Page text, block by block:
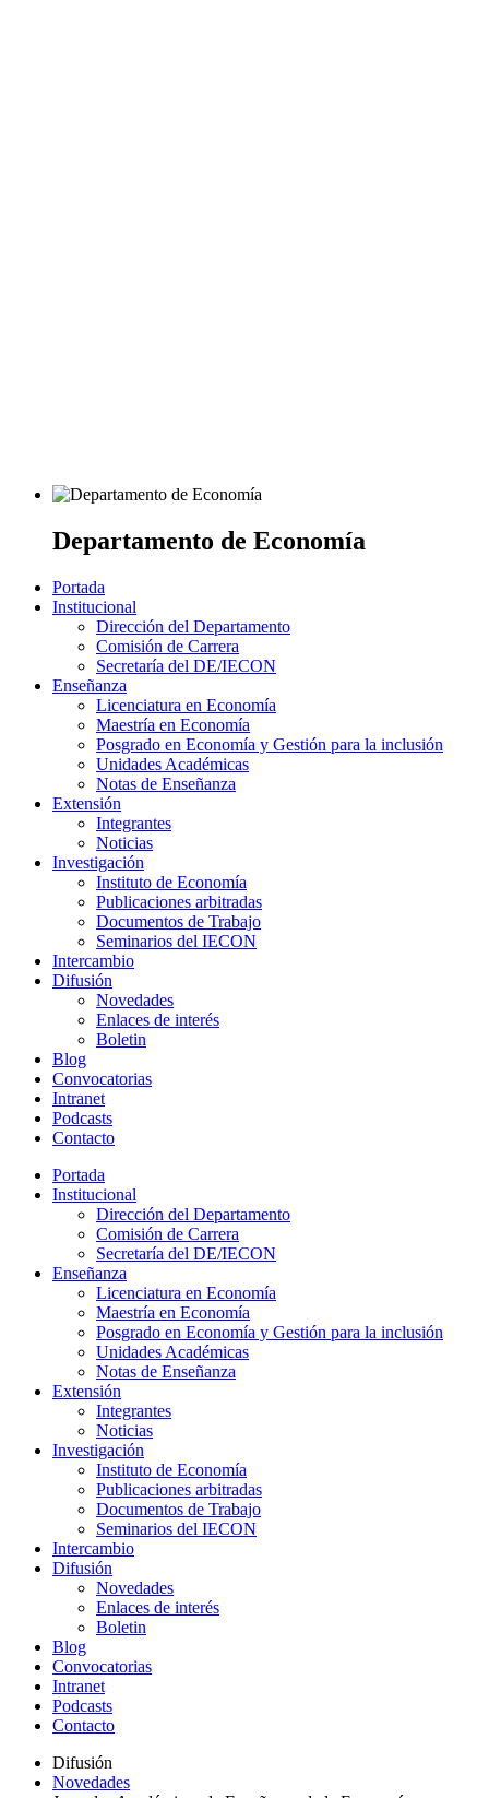
Departamento de Economía
Portada
Institucional
Dirección del Departamento
Comisión de Carrera
Secretaría del DE/IECON
Enseñanza
Licenciatura en Economía
Maestría en Economía
Posgrado en Economía y Gestión para la inclusión
Unidades Académicas
Notas de Enseñanza
Extensión
Integrantes
Noticias
Investigación
Instituto de Economía
Publicaciones arbitradas
Documentos de Trabajo
Seminarios del IECON
Intercambio
Difusión
Novedades
Enlaces de interés
Boletin
Blog
Convocatorias
Intranet
Podcasts
Contacto
Portada
Institucional
Dirección del Departamento
Comisión de Carrera
Secretaría del DE/IECON
Enseñanza
Licenciatura en Economía
Maestría en Economía
Posgrado en Economía y Gestión para la inclusión
Unidades Académicas
Notas de Enseñanza
Extensión
Integrantes
Noticias
Investigación
Instituto de Economía
Publicaciones arbitradas
Documentos de Trabajo
Seminarios del IECON
Intercambio
Difusión
Novedades
Enlaces de interés
Boletin
Blog
Convocatorias
Intranet
Podcasts
Contacto
Difusión
Novedades